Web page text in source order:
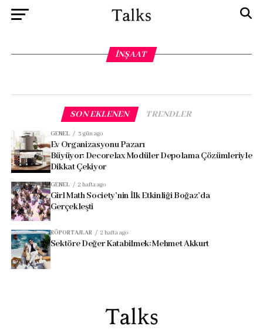
İNŞAAT
SON EKLENEN TRENDLER
GENEL 3 gün ago
Ev Organizasyonu Pazarı
Büyüyor: Decorelax Modüler Depolama Çözümleriyle
Dikkat Çekiyor
GENEL 2 hafta ago
Girl Math Society’nin İlk Etkinliği Boğaz’da
Gerçekleşti
RÖPORTAJLAR 2 hafta ago
Sektöre Değer Katabilmek: Mehmet Akkurt